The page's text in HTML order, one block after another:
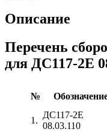
Описание
Перечень
для ДС117-2Е
№
1.
ДС117-2Е
08.03.110